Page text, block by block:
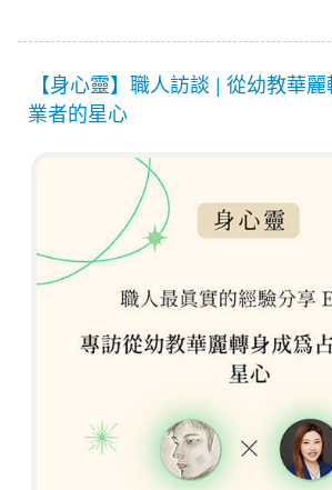
【身心靈】職人訪談 | 從幼教華
業者的星心